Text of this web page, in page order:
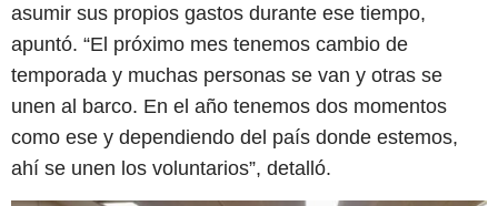
asumir sus propios gastos durante ese tiempo,
apuntó. “El próximo mes tenemos cambio de
temporada y muchas personas se van y otras se
unen al barco. En el año tenemos dos momentos
como ese y dependiendo del país donde estemos,
ahí se unen los voluntarios”, detalló.